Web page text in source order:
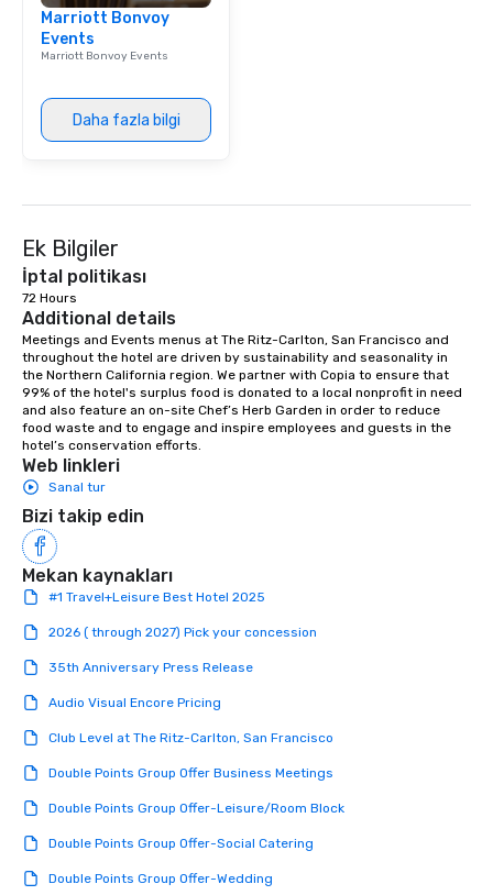
Marriott Bonvoy
Events
Marriott Bonvoy Events
Daha fazla bilgi
Ek Bilgiler
İptal politikası
72 Hours
Additional details
Meetings and Events menus at The Ritz-Carlton, San Francisco and
throughout the hotel are driven by sustainability and seasonality in
the Northern California region. We partner with Copia to ensure that
99% of the hotel's surplus food is donated to a local nonprofit in need
and also feature an on-site Chef’s Herb Garden in order to reduce
food waste and to engage and inspire employees and guests in the
hotel’s conservation efforts.
Web linkleri
Sanal tur
Bizi takip edin
Mekan kaynakları
#1 Travel+Leisure Best Hotel 2025
2026 ( through 2027) Pick your concession
35th Anniversary Press Release
Audio Visual Encore Pricing
Club Level at The Ritz-Carlton, San Francisco
Double Points Group Offer Business Meetings
Double Points Group Offer-Leisure/Room Block
Double Points Group Offer-Social Catering
Double Points Group Offer-Wedding